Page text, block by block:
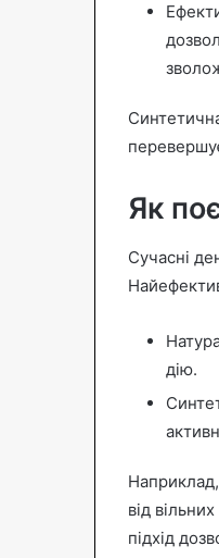
Як
Сучасні
дію.
від
підхід